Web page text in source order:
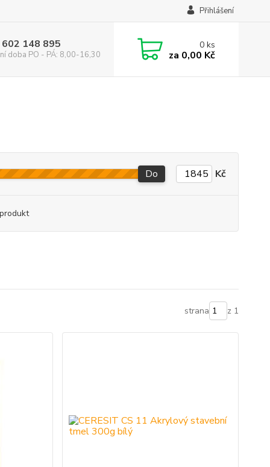
Přihlášení
148 895
doba PO - PÁ: 8,00-16,30
0ks
za 0,00 Kč
Do Kč
strana z 1